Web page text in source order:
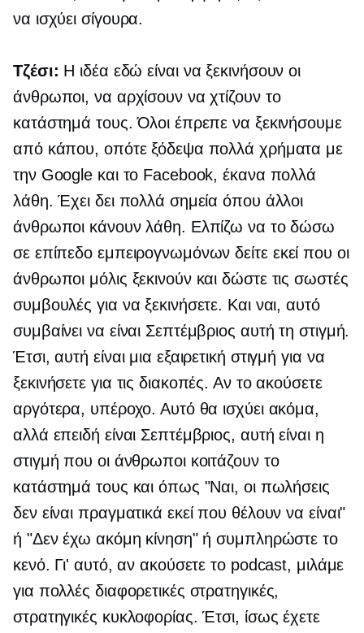
να ισχύει σίγουρα.
Τζέσι: Η ιδέα εδώ είναι να ξεκινήσουν οι
άνθρωποι, να αρχίσουν να χτίζουν το
κατάστημά τους. Όλοι έπρεπε να ξεκινήσουμε
από κάπου, οπότε ξόδεψα πολλά χρήματα με
την Google και το Facebook, έκανα πολλά
λάθη. Έχει δει πολλά σημεία όπου άλλοι
άνθρωποι κάνουν λάθη. Ελπίζω να το δώσω
σε επίπεδο εμπειρογνωμόνων δείτε εκεί που οι
άνθρωποι μόλις ξεκινούν και δώστε τις σωστές
συμβουλές για να ξεκινήσετε. Και ναι, αυτό
συμβαίνει να είναι Σεπτέμβριος αυτή τη στιγμή.
Έτσι, αυτή είναι μια εξαιρετική στιγμή για να
ξεκινήσετε για τις διακοπές. Αν το ακούσετε
αργότερα, υπέροχο. Αυτό θα ισχύει ακόμα,
αλλά επειδή είναι Σεπτέμβριος, αυτή είναι η
στιγμή που οι άνθρωποι κοιτάζουν το
κατάστημά τους και όπως "Ναι, οι πωλήσεις
δεν είναι πραγματικά εκεί που θέλουν να είναι"
ή "Δεν έχω ακόμη κίνηση" ή συμπληρώστε το
κενό. Γι' αυτό, αν ακούσετε το podcast, μιλάμε
για πολλές διαφορετικές στρατηγικές,
στρατηγικές κυκλοφορίας. Έτσι, ίσως έχετε